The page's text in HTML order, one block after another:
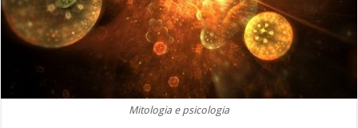
Mitologia e psicologia